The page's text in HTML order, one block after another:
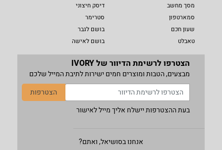
מסך מחשב
סמארטפון
שעון חכם
טאבלט
דיסק חיצוני
סטרימר
בושם לגבר
בושם לאישה
הצטרפו לרשימת הדיוור של IVORY
מבצעים, הטבות ומוצרים חמים ישירות לתיבת המייל שלכם
הצטרפות
בעת ההצטרפות יישלח אליך מייל לאישור
אנחנו בסושיאל, ואתם?